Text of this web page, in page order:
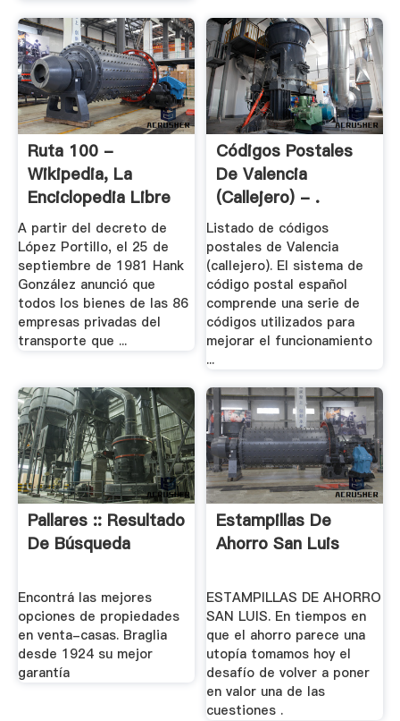
Ruta 100 -
Wikipedia, La
Enciclopedia Libre
A partir del decreto de
López Portillo, el 25 de
septiembre de 1981 Hank
González anunció que
todos los bienes de las 86
empresas privadas del
transporte que ...
Códigos Postales
De Valencia
(callejero) - .
Listado de códigos
postales de Valencia
(callejero). El sistema de
código postal español
comprende una serie de
códigos utilizados para
mejorar el funcionamiento
...
Pallares :: Resultado
De Búsqueda
Encontrá las mejores
opciones de propiedades
en venta-casas. Braglia
desde 1924 su mejor
garantía
Estampillas De
Ahorro San Luis
ESTAMPILLAS DE AHORRO
SAN LUIS. En tiempos en
que el ahorro parece una
utopía tomamos hoy el
desafío de volver a poner
en valor una de las
cuestiones .